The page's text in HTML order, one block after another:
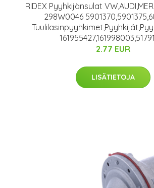
RIDEX Pyyhkijänsulat
298W0046
2.77 EUR
LISÄTIETOJA